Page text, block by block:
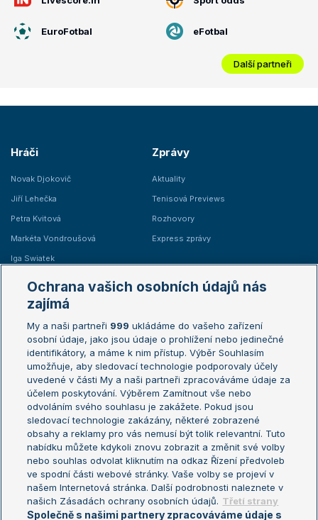
EuroFotbal eFotbal
Další partneři
Hráči
Novak Djokovič
Jiří Lehečka
Petra Kvitová
Markéta Vondroušová
Iga Swiatek
Zprávy
Aktuality
Tenisová Previews
Rozhovory
Express zprávy
Žebříčky
Žebříček ATP (muži)
Žebříček WTA (ženy)
Sázkařský žebříček
Australian Open
French Open
Wimbledon
US Open
Turnaj mistrů
Turnaj mistryň
Aktualní trendy
Fotbalové přestupy
Livesport Daily
LS Prague Open
Ochrana vašich osobních údajů nás
zajímá
My a naši partneři 999 ukládáme do vašeho zařízení
osobní údaje, jako jsou údaje o prohlížení nebo jedinečné
identifikátory, a máme k nim přístup. Výběr Souhlasím
umožňuje, aby sledovací technologie podporovaly účely
uvedené v části My a naši partneři zpracováváme údaje za
účelem poskytování. Výběrem Zamítnout vše nebo
odvoláním svého souhlasu je zakážete. Pokud jsou
sledovací technologie zakázány, některé zobrazené
obsahy a reklamy pro vás nemusí být tolik relevantní. Tuto
nabídku můžete kdykoli znovu zobrazit a změnit své volby
nebo souhlas odvolat kliknutím na odkaz Řízení předvoleb
ve spodní části webové stránky. Vaše volby se projeví v
našem Internetová stránka. Další podrobnosti naleznete v
našich Zásadách ochrany osobních údajů. Třetí strany
Společně s našimi partnery zpracováváme údaje s